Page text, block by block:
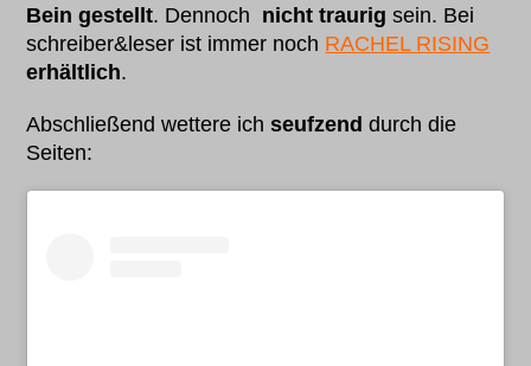
Bein gestellt. Dennoch nicht traurig sein. Bei
schreiber&leser ist immer noch RACHEL RISING
erhältlich.
Abschließend wettere ichseufzend durch die
Seiten: